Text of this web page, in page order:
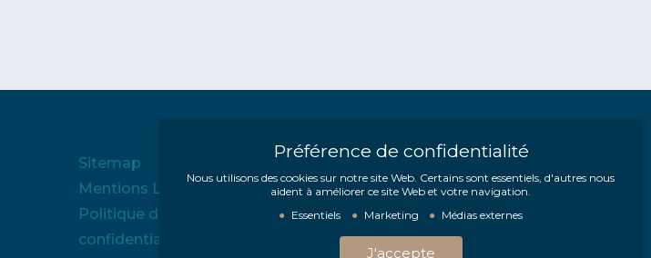
Sitemap
Mentions Légales
Politique de
confidentialité
Suivez-nous !
Préférence de confidentialité
Nous utilisons des cookies sur notre site Web. Certains sont essentiels, d'autres nous
aident à améliorer ce site Web et votre navigation.
Essentiels
Marketing Médias externes
J'accepte